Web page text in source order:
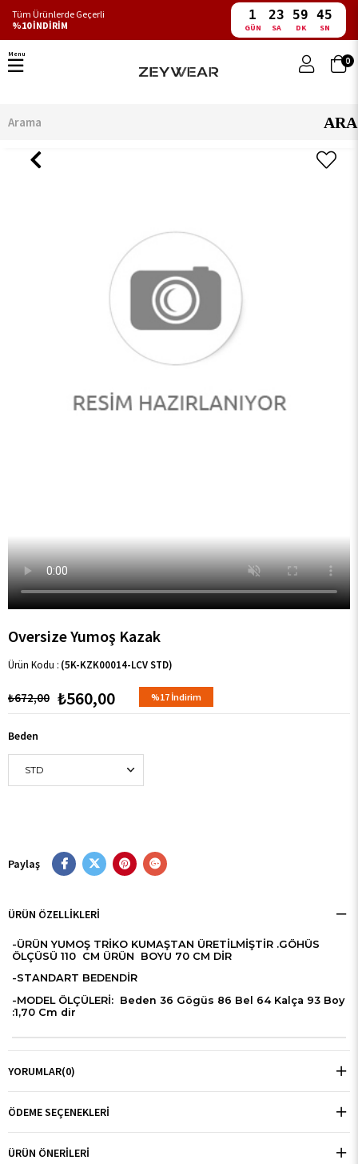
Tüm Ürünlerde Geçerli
%10 İNDİRİM
1
GÜN
23
SA
59
DK
45
SN
0
Menu
Oversize Yumoş Kazak
(5K-KZK00014-LCV STD)
₺672,00 ₺560,00 %17 İndirim
Beden
Paylaş
ÜRÜN ÖZELLIKLERI
-ÜRÜN YUMOŞ TRİKO KUMAŞTAN ÜRETİLMİŞTİR .GÖHÜS
ÖLÇÜSÜ 110 CM ÜRÜN BOYU 70 CM DİR
-STANDART BEDENDİR
-MODEL ÖLÇÜLERİ: Beden 36 Gögüs 86 Bel 64 Kalça 93 Boy
:1,70 Cm dir
YORUMLAR(0)
ÖDEME SEÇENEKLERI
ÜRÜN ÖNERILERI